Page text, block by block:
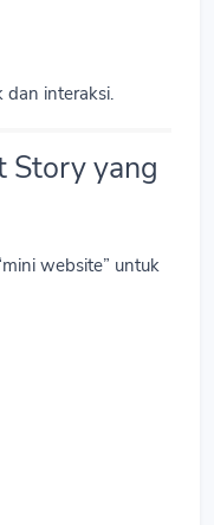
dan interaksi.
Story yang
website” untuk